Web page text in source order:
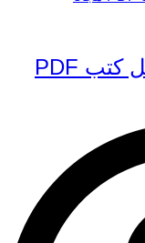
أفضل المكتبات العربية لتحميل كتب PDF